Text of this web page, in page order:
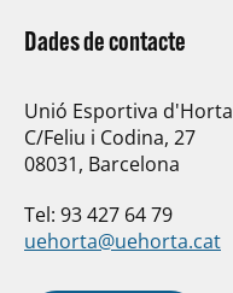
Dades de contacte
Unió Esportiva d'Horta
C/Feliu i Codina, 27
08031, Barcelona
Tel: 93 427 64 79
uehorta@uehorta.cat